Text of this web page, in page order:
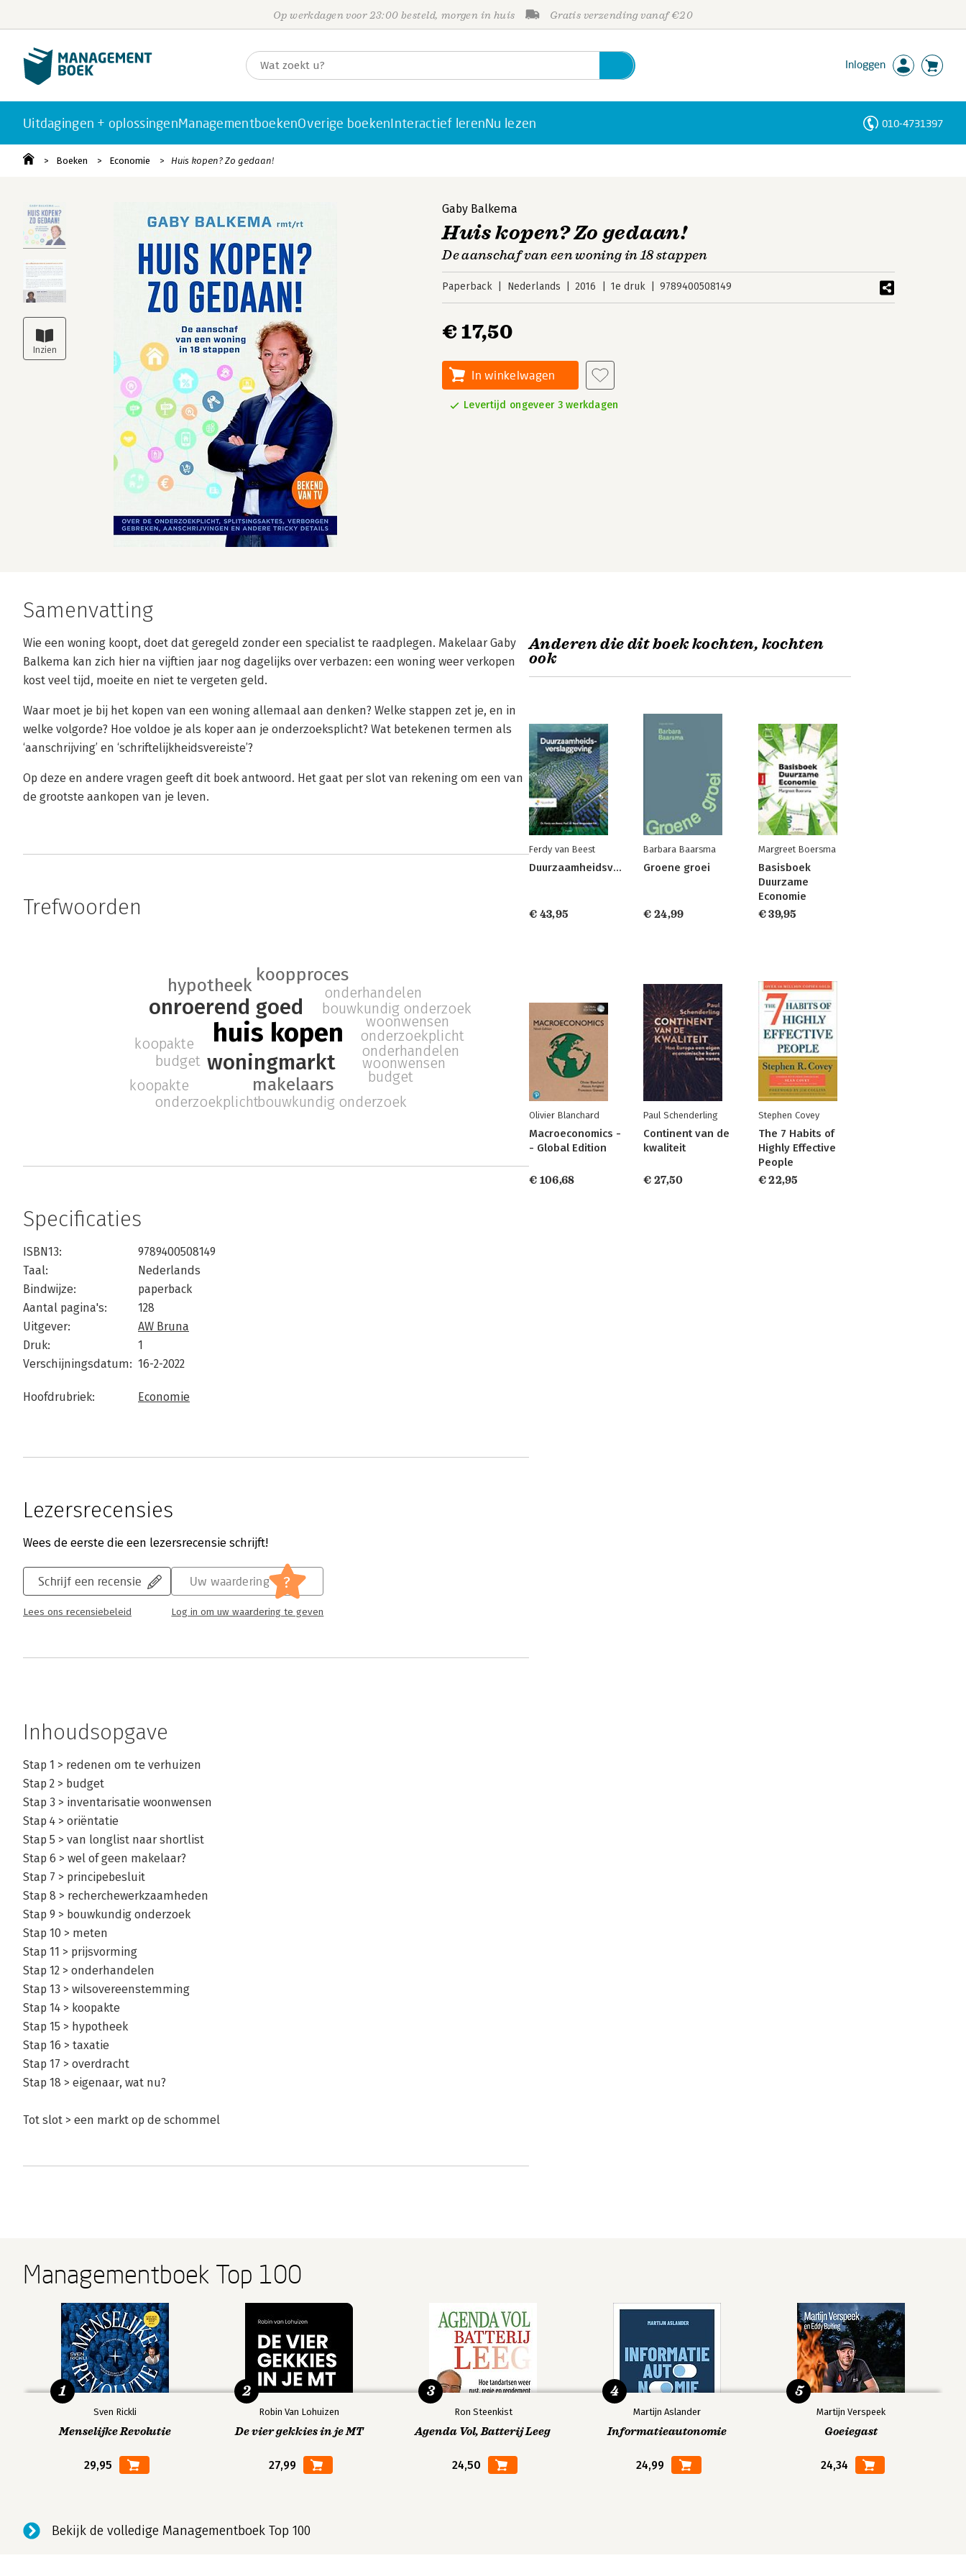
Op werkdagen voor 23:00 besteld, morgen in huis Gratis verzending vanaf €20
Inloggen
Uitdagingen + oplossingenManagementboekenOverige boekenInteractief lerenNu lezen 010-4731397
Boeken Economie Huis kopen? Zo gedaan!
Gaby Balkema
Huis kopen? Zo gedaan!
De aanschaf van een woning in 18 stappen
Paperback Nederlands 2016 1e druk 9789400508149
€ 17,50
In winkelwagen
Levertijd ongeveer 3 werkdagen
Samenvatting
Wie een woning koopt, doet dat geregeld zonder een specialist te raadplegen. Makelaar Gaby
Balkema kan zich hier na vijftien jaar nog dagelijks over verbazen: een woning weer verkopen
kost veel tijd, moeite en niet te vergeten geld.
Waar moet je bij het kopen van een woning allemaal aan denken? Welke stappen zet je, en in
welke volgorde? Hoe voldoe je als koper aan je onderzoeksplicht? Wat betekenen termen als
‘aanschrijving’ en ‘schriftelijkheidsvereiste’?
Op deze en andere vragen geeft dit boek antwoord. Het gaat per slot van rekening om een van
de grootste aankopen van je leven.
Trefwoorden
huis kopen
woningmarkt
onroerend goed
hypotheek
makelaars
koopproces
onderhandelen
bouwkundig onderzoek
woonwensen
budget
onderzoekplicht
koopakte onderhandelen
bouwkundig onderzoek
woonwensen
budget
onderzoekplicht
koopakte
Specificaties
ISBN13:
9789400508149
Taal:
Nederlands
Bindwijze:
paperback
Aantal pagina's:
128
Uitgever:
AW Bruna
Druk:
1
Verschijningsdatum: 16-2-2022
Hoofdrubriek: Economie
Lezersrecensies
Wees de eerste die een lezersrecensie schrijft!
Schrijf een recensie
Lees ons recensiebeleid
Uw waardering ?
Log in om uw waardering te geven
Inhoudsopgave
Stap 1 > redenen om te verhuizen
Stap 2 > budget
Stap 3 > inventarisatie woonwensen
Stap 4 > oriëntatie
Stap 5 > van longlist naar shortlist
Stap 6 > wel of geen makelaar?
Stap 7 > principebesluit
Stap 8 > recherchewerkzaamheden
Stap 9 > bouwkundig onderzoek
Stap 10 > meten
Stap 11 > prijsvorming
Stap 12 > onderhandelen
Stap 13 > wilsovereenstemming
Stap 14 > koopakte
Stap 15 > hypotheek
Stap 16 > taxatie
Stap 17 > overdracht
Stap 18 > eigenaar, wat nu?
Tot slot > een markt op de schommel
Anderen die dit boek kochten, kochten
ook
Ferdy van Beest
Duurzaamheidsverslaggeving
€ 43,95
Barbara Baarsma
Groene groei
€ 24,99
Margreet Boersma
Basisboek
Duurzame
Economie
€ 39,95
Olivier Blanchard
Macroeconomics -
- Global Edition
€ 106,68
Paul Schenderling
Continent van de
kwaliteit
€ 27,50
Stephen Covey
The 7 Habits of
Highly Effective
People
€ 22,95
Managementboek Top 100
Sven Rickli
Menselijke Revolutie
29,95
1
Robin Van Lohuizen
De vier gekkies in je MT
27,99
2
Ron Steenkist
Agenda Vol, Batterij Leeg
24,50
3
Martijn Aslander
Informatieautonomie
24,99
4
Martijn Verspeek
Goeiegast
24,34
5
Bekijk de volledige Managementboek Top 100
Personen